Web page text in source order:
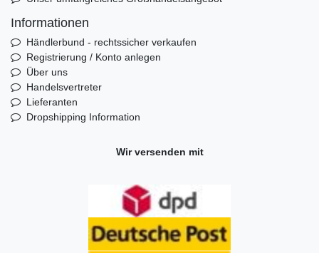
Informationen
Händlerbund - rechtssicher verkaufen
Registrierung / Konto anlegen
Über uns
Handelsvertreter
Lieferanten
Dropshipping Information
Wir versenden mit